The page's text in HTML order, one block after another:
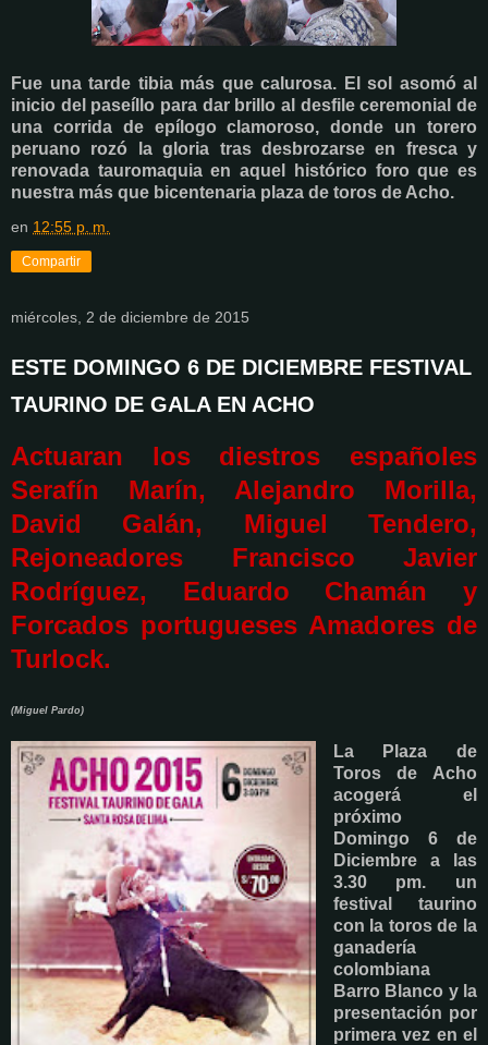
Fue una tarde tibia más que calurosa. El sol asomó al
inicio del paseíllo para dar brillo al desfile ceremonial de
una corrida de epílogo clamoroso, donde un torero
peruano rozó la gloria tras desbrozarse en fresca y
renovada tauromaquia en aquel histórico foro que es
nuestra más que bicentenaria plaza de toros de Acho.
en 12:55 p. m.
Compartir
miércoles, 2 de diciembre de 2015
ESTE DOMINGO 6 DE DICIEMBRE FESTIVAL
TAURINO DE GALA EN ACHO
Actuaran los diestros españoles
Serafín Marín, Alejandro Morilla,
David Galán, Miguel Tendero,
Rejoneadores Francisco Javier
Rodríguez, Eduardo Chamán y
Forcados portugueses Amadores de
Turlock.
(Miguel Pardo)
La Plaza de
Toros de Acho
acogerá el
próximo
Domingo 6 de
Diciembre a las
3.30 pm. un
festival taurino
con la toros de la
ganadería
colombiana
Barro Blanco y la
presentación por
primera vez en el